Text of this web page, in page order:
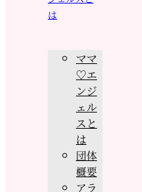
は
ママ
♡エ
ンジ
ェル
スと
は
団体
概要
アラ